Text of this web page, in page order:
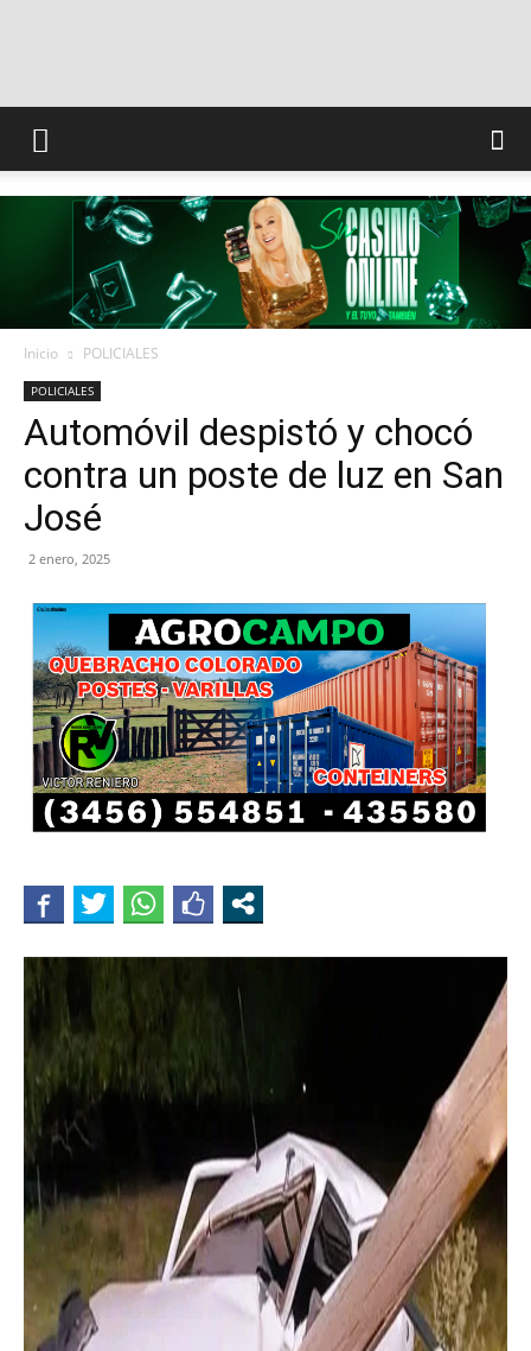
INFO
CONQUISTADORES
Inicio POLICIALES
POLICIALES
Automóvil despistó y chocó
contra un poste de luz en San
José
2 enero, 2025